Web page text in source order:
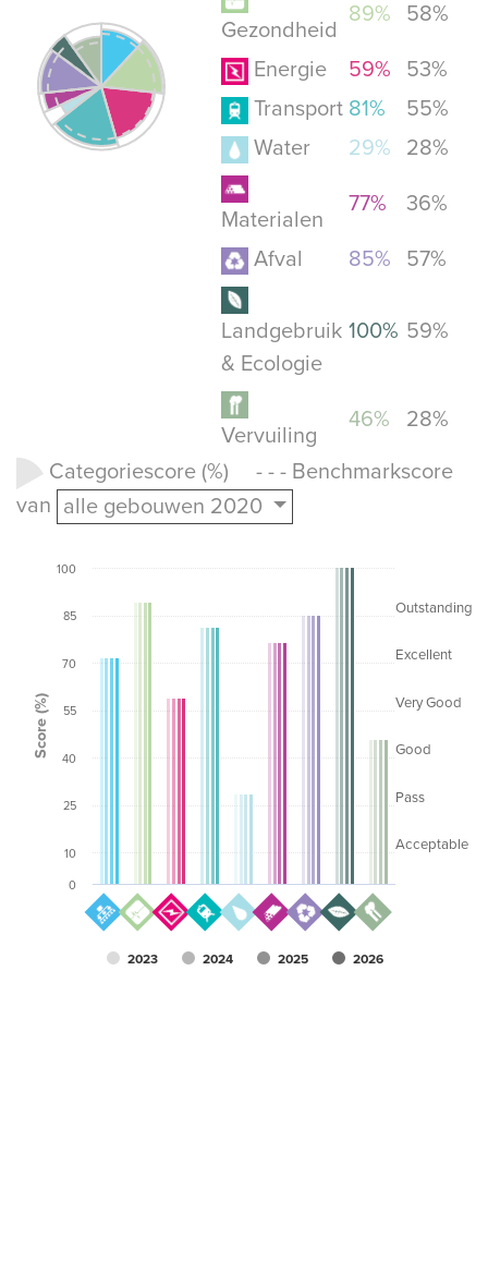
Gezondheid
89% 58%
Energie 59%
53%
Transport 81%
55%
Water
29% 28%
Materialen
77% 36%
Afval 85% 57%
Landgebruik
& Ecologie
100% 59%
Vervuiling
46%
28%
Categoriescore (%) - - - Benchmarkscore
van alle gebouwen 2020
Acceptable
Pass
Good
Very Good
Excellent
Outstanding
Score (%)
2023 2024 2025 2026
0
10
25
40
55
70
85
100